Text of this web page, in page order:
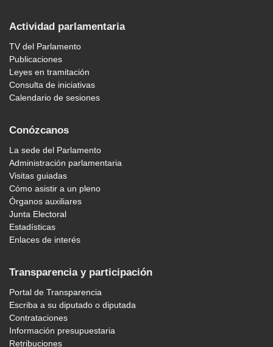
Actividad parlamentaria
TV del Parlamento
Publicaciones
Leyes en tramitación
Consulta de iniciativas
Calendario de sesiones
Conózcanos
La sede del Parlamento
Administración parlamentaria
Visitas guiadas
Cómo asistir a un pleno
Órganos auxiliares
Junta Electoral
Estadísticas
Enlaces de interés
Transparencia y participación
Portal de Transparencia
Escriba a su diputado o diputada
Contrataciones
Información presupuestaria
Retribuciones